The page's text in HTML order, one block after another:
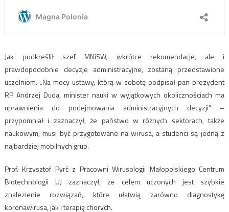
Jak podkreślił szef MNiSW, wkrótce rekomendacje, ale i
prawdopodobnie decyzje administracyjne, zostaną przedstawione
uczelniom. „Na mocy ustawy, którą w sobotę podpisał pan prezydent
RP Andrzej Duda, minister nauki w wyjątkowych okolicznościach ma
uprawnienia do podejmowania administracyjnych decyzji” –
przypomniał i zaznaczył, że państwo w różnych sektorach, także
naukowym, musi być przygotowane na wirusa, a studenci są jedną z
najbardziej mobilnych grup.
Prof. Krzysztof Pyrć z Pracowni Wirusologii Małopolskiego Centrum
Biotechnologii UJ zaznaczył, że celem uczonych jest szybkie
znalezienie rozwiązań, które ułatwią zarówno diagnostykę
koronawirusa, jak i terapię chorych.